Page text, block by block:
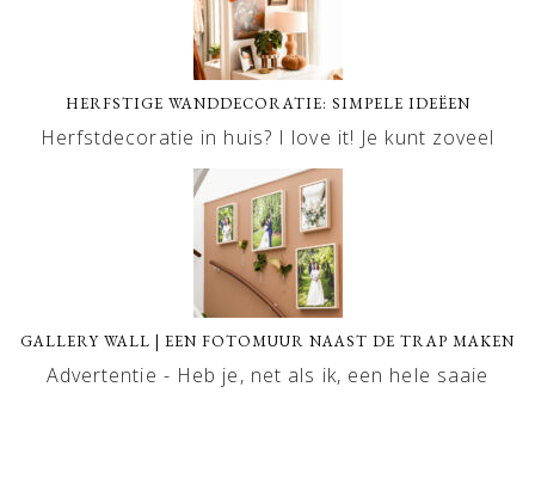
HERFSTIGE WANDDECORATIE: SIMPELE IDEËEN
Herfstdecoratie in huis? I love it! Je kunt zoveel
GALLERY WALL | EEN FOTOMUUR NAAST DE TRAP MAKEN
Advertentie - Heb je, net als ik, een hele saaie